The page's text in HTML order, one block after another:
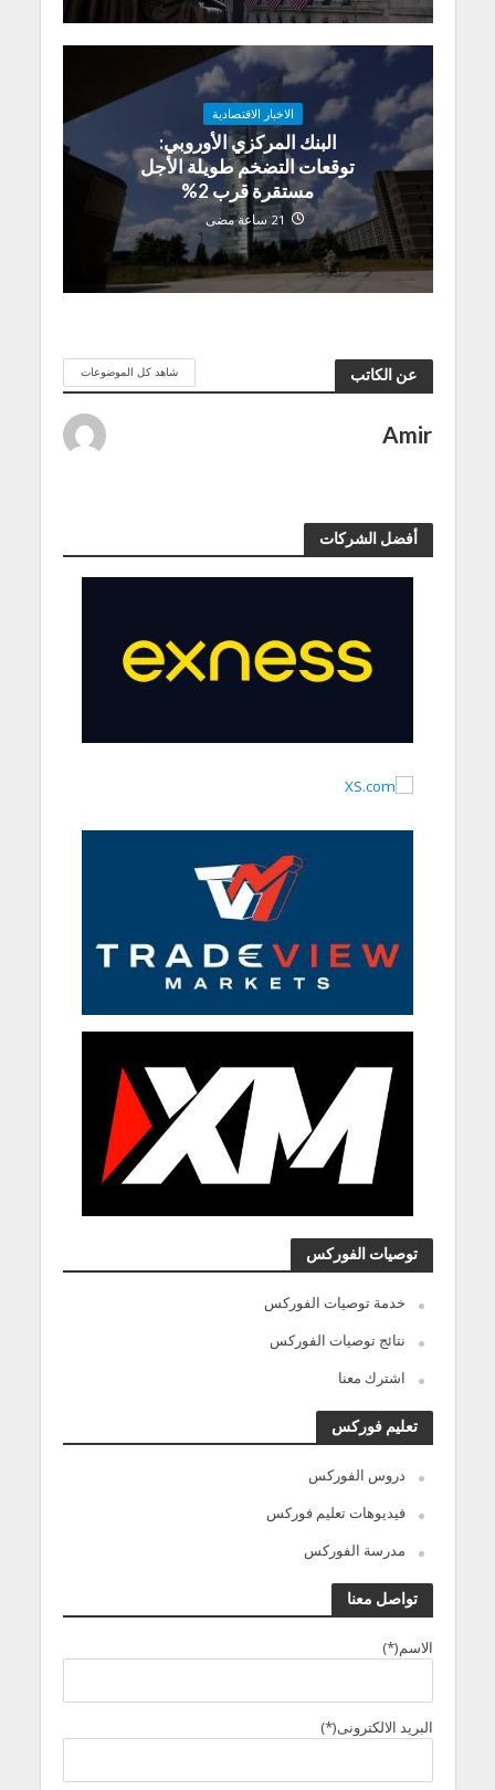
الاخبار الاقتصادية
البنك المركزي الأوروبي:
توقعات التضخم طويلة الأجل
مستقرة قرب 2%
21 ساعة مضى
عن الكاتب شاهد كل الموضوعات
Amir
أفضل الشركات
توصيات الفوركس
خدمة توصيات الفوركس
نتائج توصيات الفوركس
اشترك معنا
تعليم فوركس
دروس الفوركس
فيديوهات تعليم فوركس
مدرسة الفوركس
تواصل معنا
الاسم(*)
البريد الالكترونى(*)